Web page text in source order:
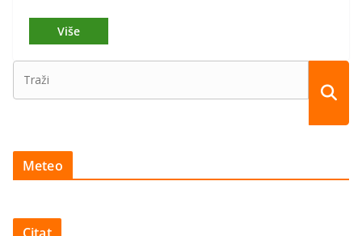
Meteo